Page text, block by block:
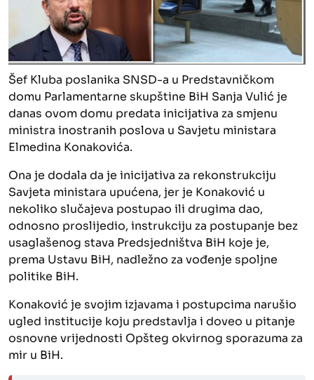
Šef Kluba poslanika SNSD-a u Predstavničkom
domu Parlamentarne skupštine BiH Sanja Vulić je
danas ovom domu predata inicijativa za smjenu
ministra inostranih poslova u Savjetu ministara
Elmedina Konakovića.
Ona je dodala da je inicijativa za rekonstrukciju
Savjeta ministara upućena, jer je Konaković u
nekoliko slučajeva postupao ili drugima dao,
odnosno proslijedio, instrukciju za postupanje bez
usaglašenog stava Predsjedništva BiH koje je,
prema Ustavu BiH, nadležno za vođenje spoljne
politike BiH.
Konaković je svojim izjavama i postupcima narušio
ugled institucije koju predstavlja i doveo u pitanje
osnovne vrijednosti Opšteg okvirnog sporazuma za
mir u BiH.